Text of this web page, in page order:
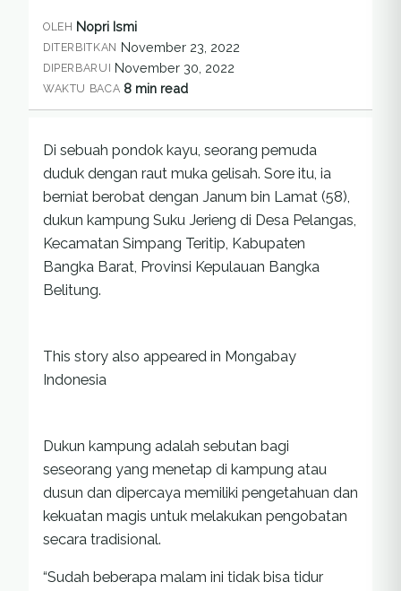
OLEH Nopri Ismi
DITERBITKAN November 23, 2022
DIPERBARUI November 30, 2022
WAKTU BACA 8 min read
Di sebuah pondok kayu, seorang pemuda
duduk dengan raut muka gelisah. Sore itu, ia
berniat berobat dengan Janum bin Lamat (58),
dukun kampung Suku Jerieng di Desa Pelangas,
Kecamatan Simpang Teritip, Kabupaten
Bangka Barat, Provinsi Kepulauan Bangka
Belitung.
This story also appeared in Mongabay
Indonesia
Dukun kampung adalah sebutan bagi
seseorang yang menetap di kampung atau
dusun dan dipercaya memiliki pengetahuan dan
kekuatan magis untuk melakukan pengobatan
secara tradisional.
“Sudah beberapa malam ini tidak bisa tidur